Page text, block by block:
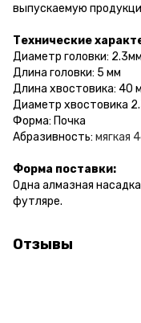
выпускаемую
Технические
Диаметр головки: 2.3мм
Длина головки: 5 мм
Длина хвостовика: 40
Диаметр хвостовика
Форма: Почка
Абразивность: мягкая
Форма поставки:
Одна алмазная
футляре.
Отзывы